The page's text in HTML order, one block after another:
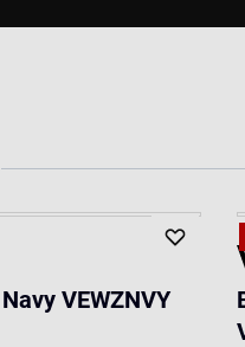
VEWZNVY